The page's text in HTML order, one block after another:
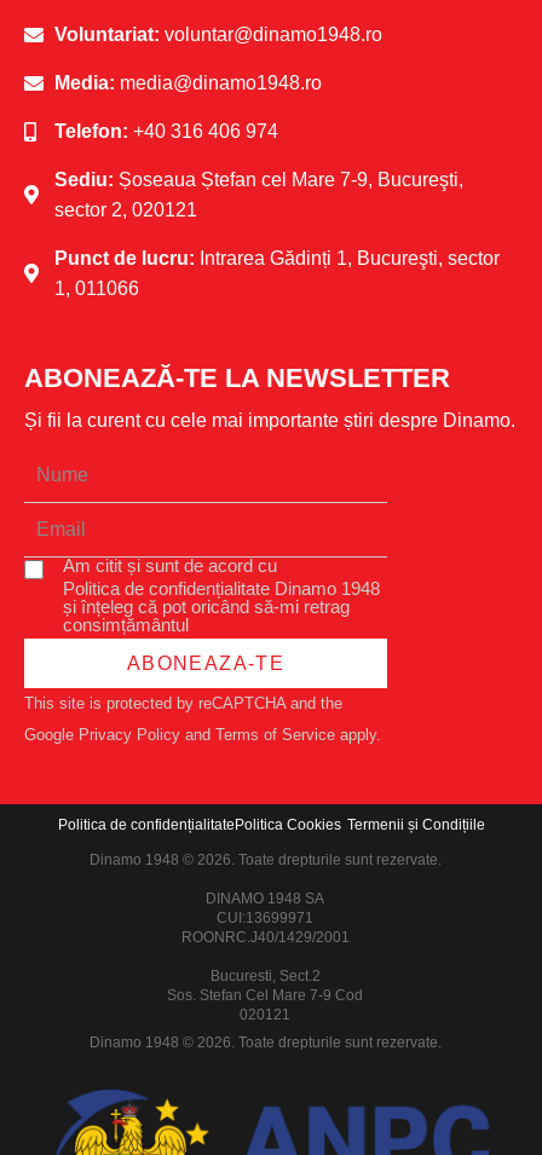
Voluntariat: voluntar@dinamo1948.ro
Media: media@dinamo1948.ro
Telefon: +40 316 406 974
Sediu: Șoseaua Ștefan cel Mare 7-9, Bucureşti,
sector 2, 020121
Punct de lucru: Intrarea Gădinți 1, Bucureşti, sector
1, 011066
ABONEAZĂ-TE LA NEWSLETTER
Și fii la curent cu cele mai importante știri despre Dinamo.
Am citit și sunt de acord cu
Politica de confidențialitate Dinamo 1948
și înțeleg că pot oricând să-mi retrag
consimțământul
ABONEAZA-TE
This site is protected by reCAPTCHA and the
Google Privacy Policy and Terms of Service apply.
Politica de confidențialitatePolitica Cookies Termenii și Condițiile
Dinamo 1948 © 2026. Toate drepturile sunt rezervate.
DINAMO 1948 SA
CUI:13699971
ROONRC.J40/1429/2001
Bucuresti, Sect.2
Sos. Stefan Cel Mare 7-9 Cod
020121
Dinamo 1948 © 2026. Toate drepturile sunt rezervate.